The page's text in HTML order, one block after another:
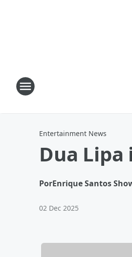
Entertainment News
Dua
PorEnrique Santos
02 Dec 2025